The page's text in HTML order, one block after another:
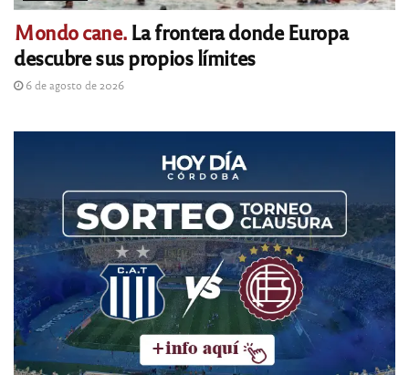
Mondo cane.La frontera donde Europa
descubre sus propios límites
6 de agosto de 2026